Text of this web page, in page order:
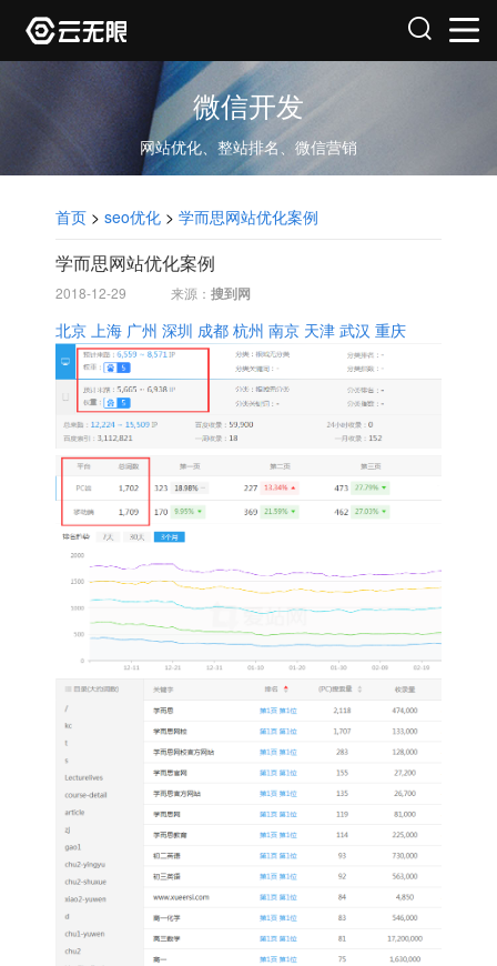
微信开发
网站优化、整站排名、微信营销
首页 > seo优化 > 学而思网站优化案例
学而思网站优化案例
2018-12-29 来源： 搜到网
北京 上海 广州 深圳 成都 杭州 南京 天津 武汉 重庆